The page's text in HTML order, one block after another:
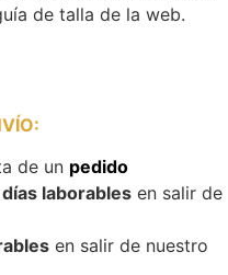
de talla de la web.
:
de un pedido
laborablesen salir de
en salir de nuestro